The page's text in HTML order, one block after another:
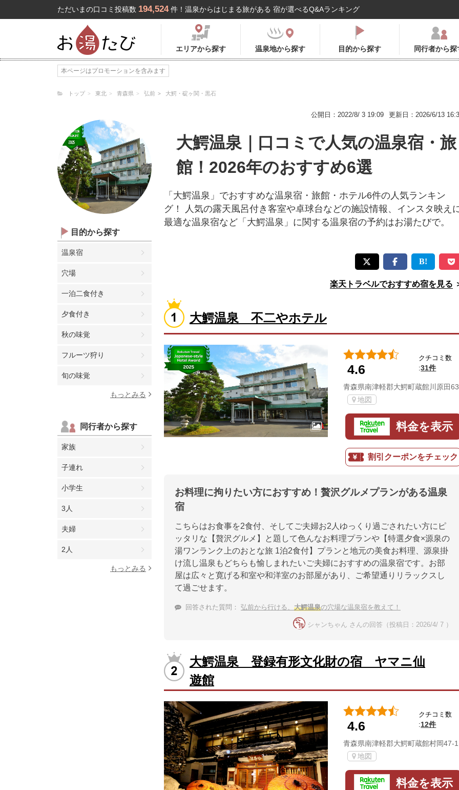
ただいまの口コミ投稿数 194,524 件！温泉からはじまる旅がある 宿が選べるQ&Aランキング
エリアから探す 温泉地から探す 目的から探す 同行者から探
本ページはプロモーションを含みます
トップ 東北 青森県 弘前 大鰐・碇ヶ関・黒石
公開日：2022/8/ 3 19:09 更新日：2026/6/13
目的から探す
温泉宿
穴場
一泊二食付き
夕食付き
秋の味覚
フルーツ狩り
旬の味覚
もっとみる
同行者から探す
家族
子連れ
小学生
3人
夫婦
2人
もっとみる
大鰐温泉｜口コミで人気の温泉宿・旅
館！2026年のおすすめ6選
「大鰐温泉」でおすすめな温泉宿・旅館・ホテル6件の人気ランキン
グ！ 人気の露天風呂付き客室や卓球台などの施設情報、インスタ映え
最適な温泉宿など「大鰐温泉」に関する温泉宿の予約はお湯たびで。
楽天トラベルでおすすめ宿を見る
大鰐温泉 不二やホテル
4.6
クチコミ数
:31件
青森県南津軽郡大鰐町蔵館川原田63
地図
料金を表示
割引クーポンをチェック
お料理に拘りたい方におすすめ！贅沢グルメプランがある温泉
宿
こちらはお食事を2食付、そしてご夫婦お2人ゆっくり過ごされたい方にピ
ッタリな【贅沢グルメ】と題して色んなお料理プランや【特選夕食×源泉の
湯ワンランク上のおとな旅 1泊2食付】プランと地元の美食お料理、源泉掛
け流し温泉もどちらも愉しまれたいご夫婦におすすめの温泉宿です。お部
屋は広々と寛げる和室や和洋室のお部屋があり、ご希望通りリラックスし
て過ごせます。
回答された質問： 弘前から行ける、 大鰐温泉の穴場な温泉宿を教えて！
シャンちゃん さんの回答（投稿日：2026/4/ 7 ）
大鰐温泉 登録有形文化財の宿 ヤマニ仙
遊館
4.6
クチコミ数
:12件
青森県南津軽郡大鰐町蔵館村岡47-1
地図
料金を表示